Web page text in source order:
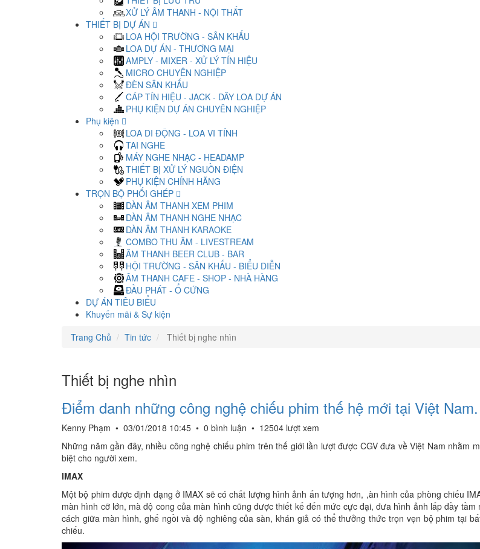
XỬ LÝ ÂM THANH - NỘI THẤT
THIẾT BỊ DỰ ÁN
LOA HỘI TRƯỜNG - SÂN KHẤU
LOA DỰ ÁN - THƯƠNG MẠI
AMPLY - MIXER - XỬ LÝ TÍN HIỆU
MICRO CHUYÊN NGHIỆP
ĐÈN SÂN KHẤU
CÁP TÍN HIỆU - JACK - DÂY LOA DỰ ÁN
PHỤ KIỆN DỰ ÁN CHUYÊN NGHIỆP
Phụ kiện
LOA DI ĐỘNG - LOA VI TÍNH
TAI NGHE
MÁY NGHE NHẠC - HEADAMP
THIẾT BỊ XỬ LÝ NGUỒN ĐIỆN
PHỤ KIỆN CHÍNH HÃNG
TRỌN BỘ PHỐI GHÉP
DÀN ÂM THANH XEM PHIM
DÀN ÂM THANH NGHE NHẠC
DÀN ÂM THANH KARAOKE
COMBO THU ÂM - LIVESTREAM
ÂM THANH BEER CLUB - BAR
HỘI TRƯỜNG - SÂN KHẤU - BIỂU DIỄN
ÂM THANH CAFE - SHOP - NHÀ HÀNG
ĐẦU PHÁT - Ổ CỨNG
DỰ ÁN TIÊU BIỂU
Khuyến mãi & Sự kiện
Trang Chủ
Tin tức Thiết bị nghe nhìn
Thiết bị nghe nhìn
Điểm danh những công nghệ chiếu phim thế hệ mới tại Việt Nam.
Kenny Phạm • 03/01/2018 10:45 • 0 bình luận • 12504 lượt xem
Những năm gần đây, nhiều công nghệ chiếu phim trên thế giới lần lượt được CGV đưa về Việt Nam nhằm
biệt cho người xem.
IMAX
Một bộ phim được định dạng ở IMAX sẽ có chất lượng hình ảnh ấn tượng hơn, ,àn hình của phòng chiếu
màn hình cỡ lớn, mà độ cong của màn hình cũng được thiết kế đến mức cực đại, đưa hình ảnh lấp đầy tầm
cách giữa màn hình, ghế ngồi và độ nghiêng của sàn, khán giả có thể thưởng thức trọn vẹn bộ phim tại
chiếu.